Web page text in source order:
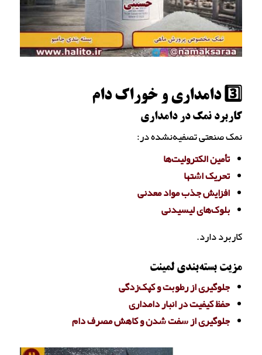
3️⃣ دامداری و خوراک دام
کاربرد نمک در دامداری
نمک صنعتی تصفیه‌نشده در:
تأمین الکترولیت‌ها
تحریک اشتها
افزایش جذب مواد معدنی
بلوک‌های لیسیدنی
کاربرد دارد.
مزیت بسته‌بندی لمینت
جلوگیری از رطوبت و کپک‌زدگی
حفظ کیفیت در انبار دامداری
جلوگیری از سفت شدن و کاهش مصرف دام